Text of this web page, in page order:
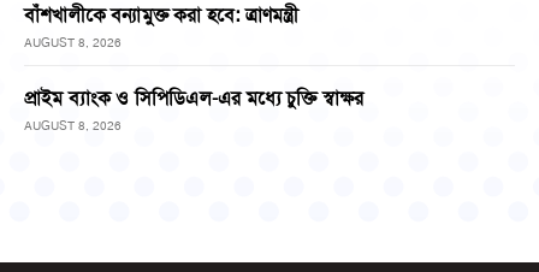
বাঁশখালীকে বন্যামুক্ত করা হবে: ত্রাণমন্ত্রী
AUGUST 8, 2026
প্রাইম ব্যাংক ও সিপিডিএল-এর মধ্যে চুক্তি স্বাক্ষর
AUGUST 8, 2026